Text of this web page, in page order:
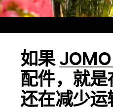
如果
配件，就
还在减少